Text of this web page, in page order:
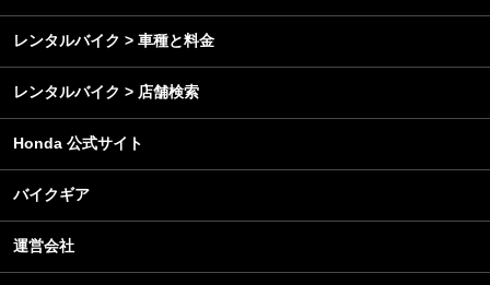
レンタルバイク > 車種と料金
レンタルバイク > 店舗検索
Honda 公式サイト
バイクギア
運営会社